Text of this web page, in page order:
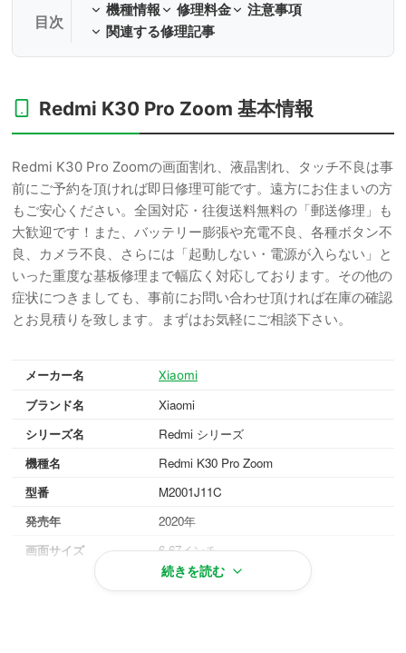
機種情報 修理料金
注意事項
関連する修理記事
Redmi K30 Pro Zoom 基本情報
Redmi K30 Pro Zoomの画面割れ、液晶割れ、タッチ不良は事
前にご予約を頂ければ即日修理可能です。遠方にお住まいの方
もご安心ください。全国対応・往復送料無料の「郵送修理」も
大歓迎です！また、バッテリー膨張や充電不良、各種ボタン不
良、カメラ不良、さらには「起動しない・電源が入らない」と
いった重度な基板修理まで幅広く対応しております。その他の
症状につきましても、事前にお問い合わせ頂ければ在庫の確認
とお見積りを致します。まずはお気軽にご相談下さい。
メーカー名 Xiaomi
ブランド名
Xiaomi
シリーズ名
Redmi シリーズ
機種名
Redmi K30 Pro Zoom
型番
M2001J11C
発売年
2020年
画面サイズ
6.67インチ
218g
続きを読む